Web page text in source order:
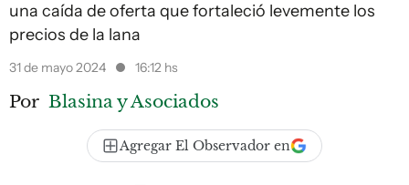
una caída de oferta que fortaleció levemente los
precios de la lana
31 de mayo 2024 16:12 hs
Por Blasina y Asociados
Agregar El Observador en